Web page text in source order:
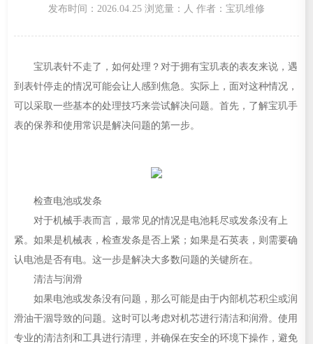
发布时间：2026.04.25 浏览量： 人 作者：宝玑维修
宝玑表针不走了，如何处理？对于拥有宝玑表的表友来说，遇
到表针停走的情况可能会让人感到焦急。实际上，面对这种情况，
可以采取一些基本的处理技巧来尝试解决问题。首先，了解宝玑手
表的保养和使用常识是解决问题的第一步。
检查电池或发条
对于机械手表而言，最常见的情况是电池耗尽或发条没有上
紧。如果是机械表，检查发条是否上紧；如果是石英表，则需要确
认电池是否有电。这一步是解决大多数问题的关键所在。
清洁与润滑
如果电池或发条没有问题，那么可能是由于内部机芯积尘或润
滑油干涸导致的问题。这时可以考虑对机芯进行清洁和润滑。使用
专业的清洁剂和工具进行清理，并确保在安全的环境下操作，避免